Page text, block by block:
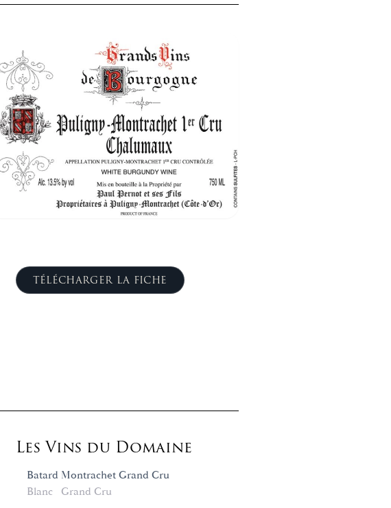
TÉLÉCHARGER LA FICHE
Les Vins du Domaine
Batard Montrachet Grand Cru
Blanc
Grand Cru